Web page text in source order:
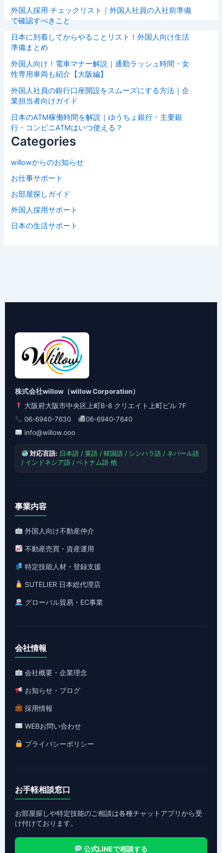
外国人採用 チェックリスト｜外国人社員の入社前準備
で確認すべきこと
日本に到着してからやることリスト！外国人向け生活
準備まとめ
外国人向け！電車マナー解説｜通勤ラッシュ時間・女
性専用車両も紹介【大阪編】
外国人社員の銀行口座開設をスムーズにする方法｜企
業担当者向けガイド
日本のATM稼働時間を解説｜ゆうちょ銀行・主要銀
行・コンビニATMはいつ使える？
Categories
willowからのお知らせ
お仕事サポート
お部屋探しガイド
外国人採用サポート
日本の生活サポート
株式会社willow（willow Corporation）
大阪府大阪市中央区上町B-8 クリエイト上町ビル 7F
06-6940-7630
06-6940-7640
info@willow.ooo
対応言語: 日本語 / 英語 / 韓国語 / シンハラ語 / ネパール語
/ インドネシア語 / ベトナム語 他
事業内容
外国人向け不動産仲介
不動産売買・資産運用
特定技能人材・登録支援
SUTELIER 日本総代理店
グローバル貿易・EC事業
会社情報
会社概要・企業理念
お知らせ・ブログ
採用情報
WEBお問い合わせ
プライバシーポリシー
お手軽相談窓口
お部屋探しや特定技能のご相談は各種チャットアプリから受
け付けております。
公式LINEで相談する